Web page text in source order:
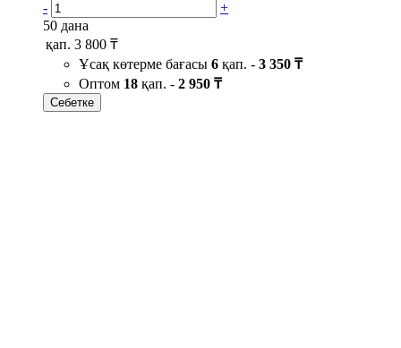
-
+
50 дана
қап. 3 800 ₸
Ұсақ көтерме бағасы 6 қап. - 3 350 ₸
Оптом 18 қап. - 2 950 ₸
Себетке